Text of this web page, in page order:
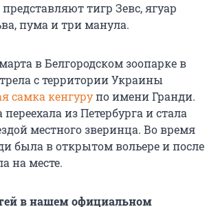
тигр Зевс, ягуар
пума и три манула.
в Белгородском зоопарке в
с территории Украины
самка кенгурупо имени Гранди.
из Петербурга и стала
местного зверинца. Во время
была в открытом вольере и после
на месте.
в нашем официальном